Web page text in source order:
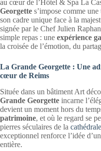
au cœur de l’Hôtel & Spa La
Georgette s’impose comme
son cadre unique face à la
signée par le Chef Julien
simple repas : une expérience
la croisée de l’émotion, du
La Grande Georgette : Une
cœur de Reims
Située dans un bâtiment Art
Grande Georgette incarne
devient un moment hors du
patrimoine, et où le regard se
pierres séculaires de la
exceptionnel renforce l’idée
entière.